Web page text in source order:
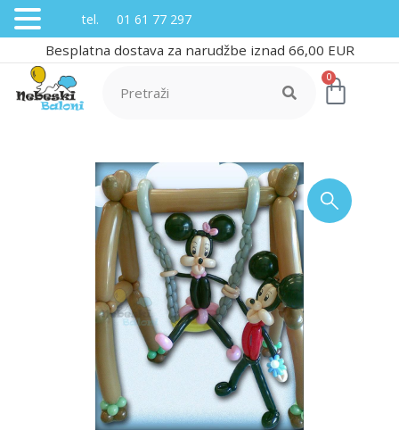
Besplatna dostava za narudžbe iznad 66,00 EUR
0
tel. 01 61 77 297